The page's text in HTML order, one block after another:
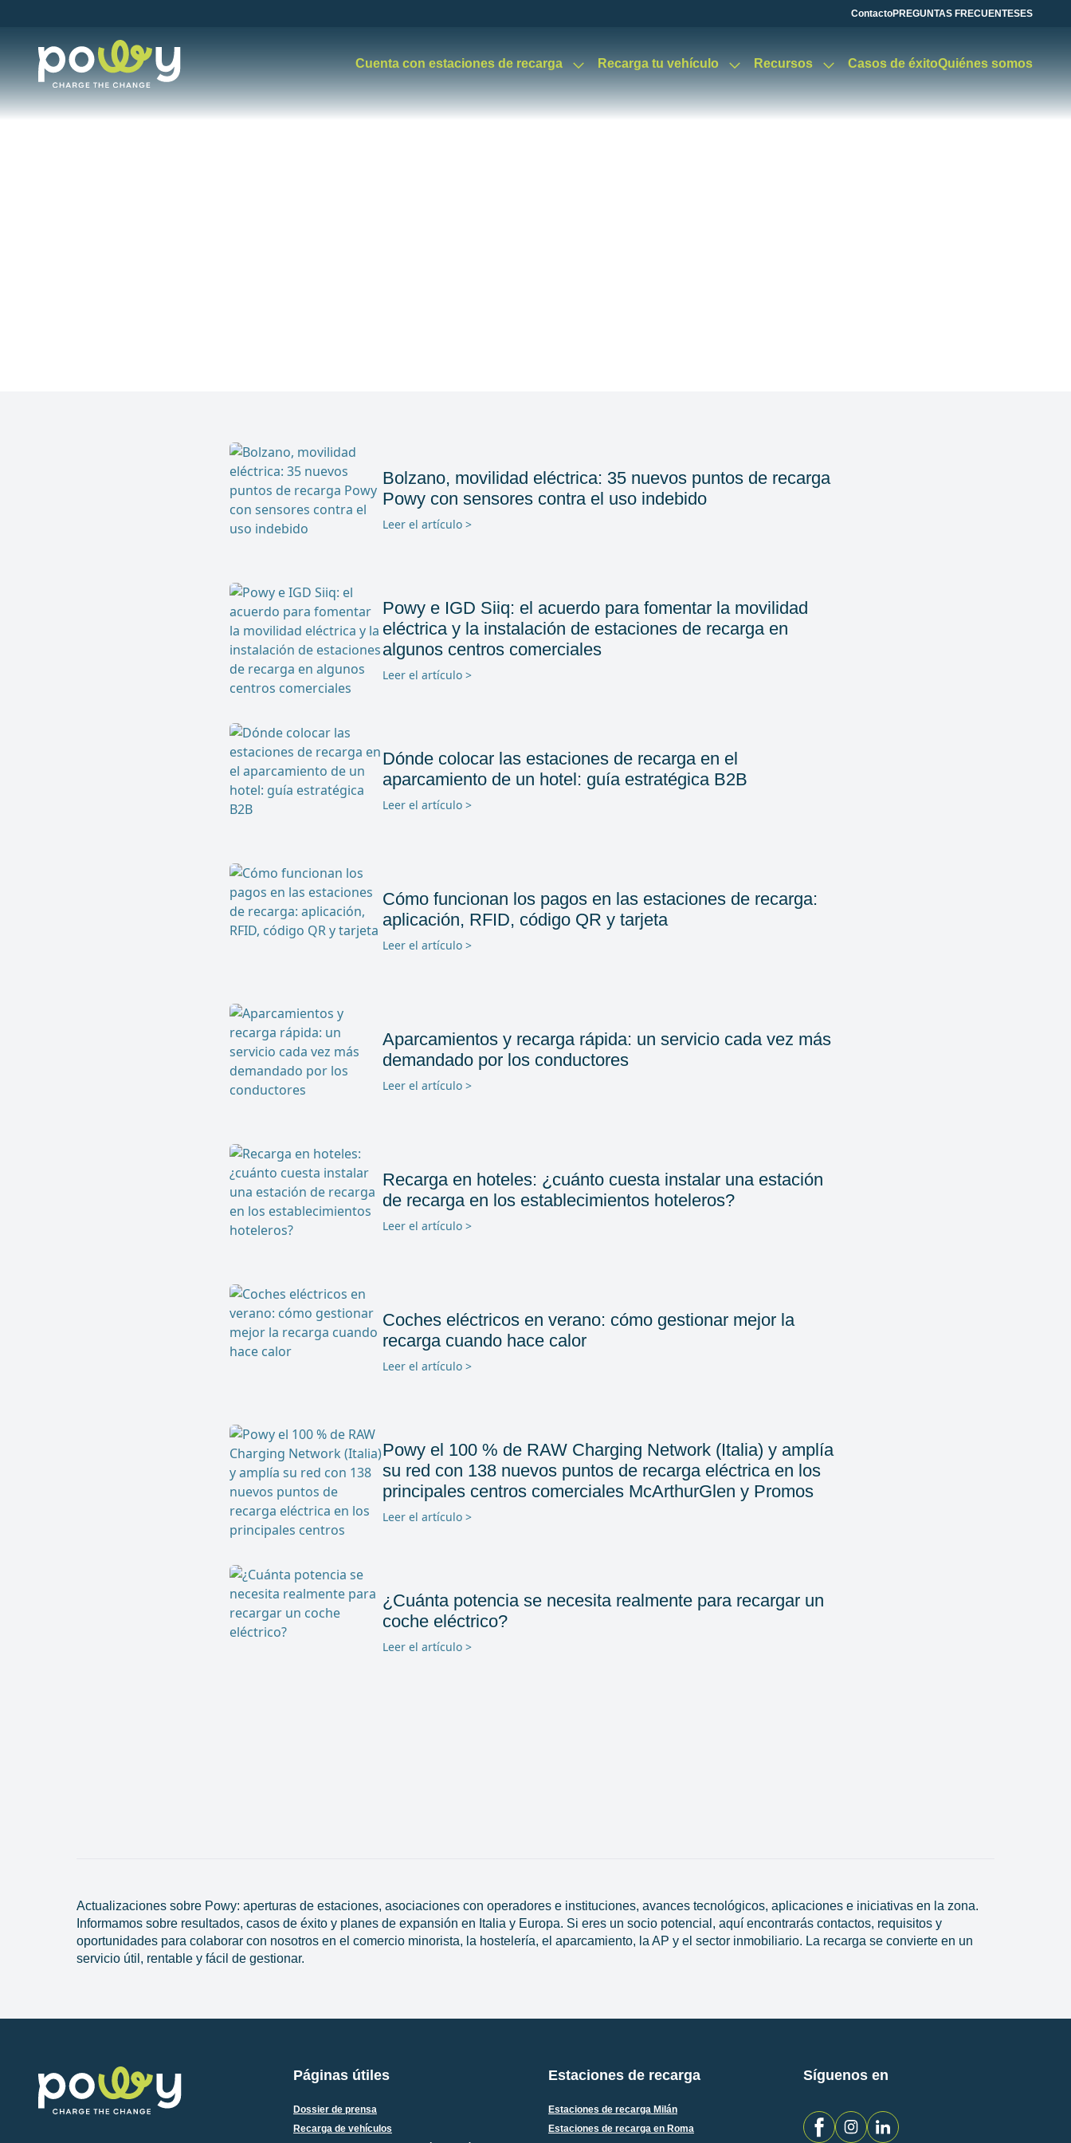
ContactoPREGUNTAS FRECUENTESES
Cuenta con estaciones de recarga Recarga tu vehículo Recursos Casos de éxitoQuiénes somos
Bolzano, movilidad eléctrica: 35 nuevos puntos de recarga
Powy con sensores contra el uso indebido
Leer el artículo >
Powy e IGD Siiq: el acuerdo para fomentar la movilidad
eléctrica y la instalación de estaciones de recarga en
algunos centros comerciales
Leer el artículo >
Dónde colocar las estaciones de recarga en el
aparcamiento de un hotel: guía estratégica B2B
Leer el artículo >
Cómo funcionan los pagos en las estaciones de recarga:
aplicación, RFID, código QR y tarjeta
Leer el artículo >
Aparcamientos y recarga rápida: un servicio cada vez más
demandado por los conductores
Leer el artículo >
Recarga en hoteles: ¿cuánto cuesta instalar una estación
de recarga en los establecimientos hoteleros?
Leer el artículo >
Coches eléctricos en verano: cómo gestionar mejor la
recarga cuando hace calor
Leer el artículo >
Powy el 100 % de RAW Charging Network (Italia) y amplía
su red con 138 nuevos puntos de recarga eléctrica en los
principales centros comerciales McArthurGlen y Promos
Leer el artículo >
¿Cuánta potencia se necesita realmente para recargar un
coche eléctrico?
Leer el artículo >
Actualizaciones sobre Powy: aperturas de estaciones, asociaciones con operadores e instituciones, avances tecnológicos, aplicaciones e iniciativas en la zona.
Informamos sobre resultados, casos de éxito y planes de expansión en Italia y Europa. Si eres un socio potencial, aquí encontrarás contactos, requisitos y
oportunidades para colaborar con nosotros en el comercio minorista, la hostelería, el aparcamiento, la AP y el sector inmobiliario. La recarga se convierte en un
servicio útil, rentable y fácil de gestionar.
Páginas útiles
Dossier de prensa
Recarga de vehículos
Estaciones de recarga
Estaciones de recarga Milán
Estaciones de recarga en Roma
Síguenos en